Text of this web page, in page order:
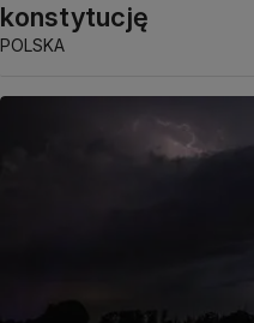
konstytucję
POLSKA